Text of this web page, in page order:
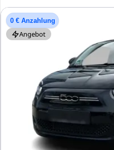
0 € Anzahlung
Angebot